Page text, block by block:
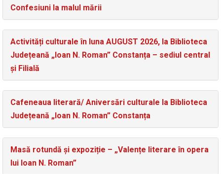
Confesiuni la malul mării
Activități culturale în luna AUGUST 2026, la Biblioteca
Județeană „Ioan N. Roman” Constanța – sediul central
și Filială
Cafeneaua literară/ Aniversări culturale la Biblioteca
Județeană „Ioan N. Roman” Constanța
Masă rotundă și expoziție – „Valențe literare în opera
lui Ioan N. Roman”